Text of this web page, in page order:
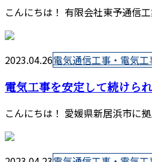
こんにちは！ 有限会社東予通信
2023.04.26電気通信工事・電気工
電気工事を安定して続けら
こんにちは！ 愛媛県新居浜市に